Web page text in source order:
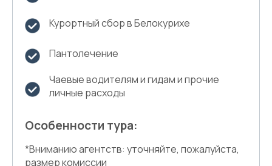
Курортный сбор в Белокурихе
Пантолечение
Чаевые водителям и гидам и прочие
личные расходы
Особенности тура:
*Вниманию агентств: уточняйте, пожалуйста,
размер комиссии